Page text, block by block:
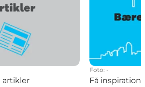
artikler
Foto: -
Få